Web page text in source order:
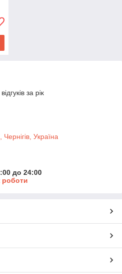
за рік
Україна
до 24:00
роботи